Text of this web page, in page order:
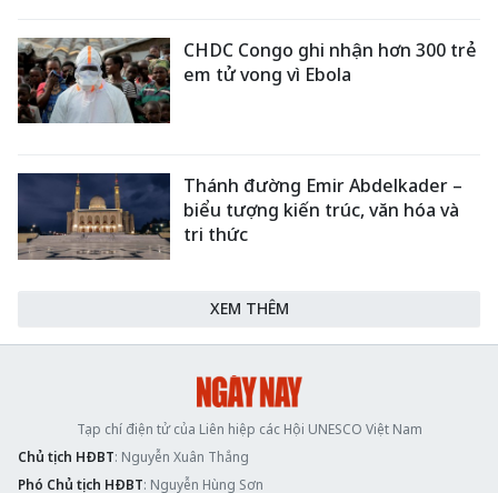
CHDC Congo ghi nhận hơn 300 trẻ
em tử vong vì Ebola
Thánh đường Emir Abdelkader –
biểu tượng kiến trúc, văn hóa và
tri thức
XEM THÊM
Tạp chí điện tử của Liên hiệp các Hội UNESCO Việt Nam
Chủ tịch HĐBT: Nguyễn Xuân Thắng
Phó Chủ tịch HĐBT: Nguyễn Hùng Sơn